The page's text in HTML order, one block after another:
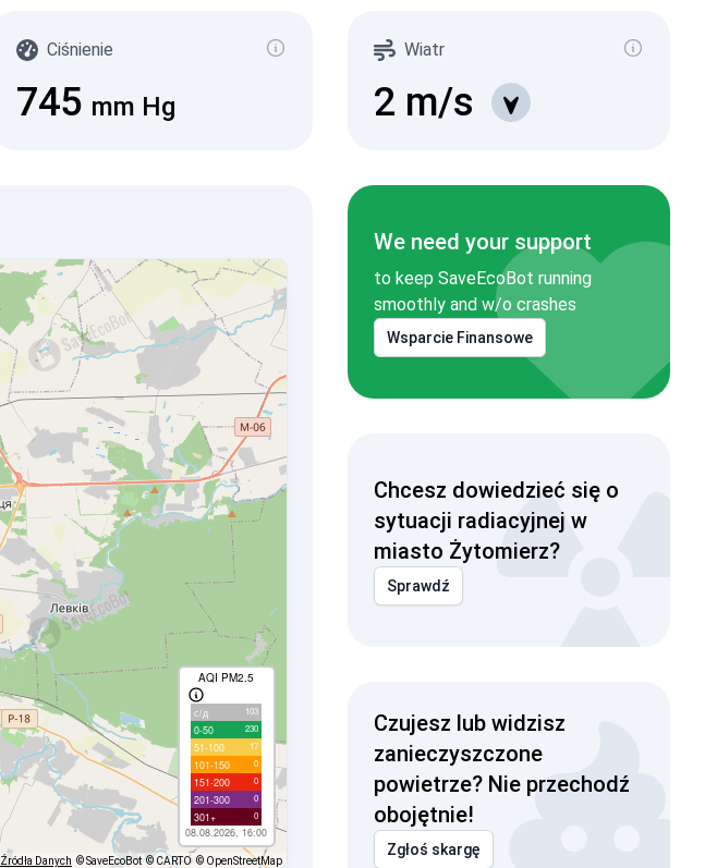
Ciśnienie
745 mm Hg
Wiatr
2 m/s
AQI PM2.5
с/д 103
0-50 230
51-100 17
101-150 0
151-200 0
201-300 0
301+ 0
08.08.2026, 16:00
Źródła Danych © SaveEcoBot © CARTO © OpenStreetMap
We need your support
to keep SaveEcoBot running
smoothly and w/o crashes
Wsparcie Finansowe
Chcesz dowiedzieć się o
sytuacji radiacyjnej w
miasto Żytomierz?
Sprawdź
Czujesz lub widzisz
zanieczyszczone
powietrze? Nie przechodź
obojętnie!
Zgłoś skargę